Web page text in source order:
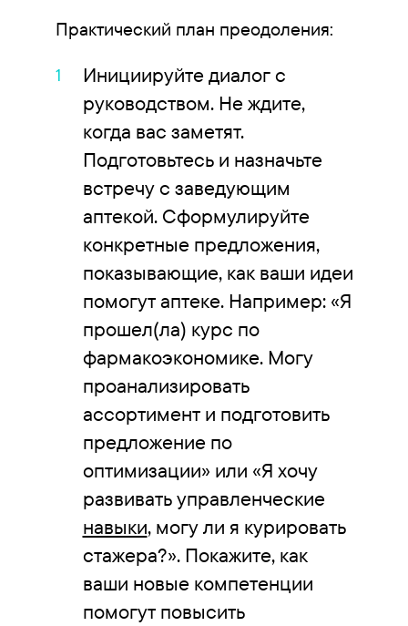
Практический план преодоления:
Инициируйте диалог с
руководством. Не ждите,
когда вас заметят.
Подготовьтесь и назначьте
встречу с заведующим
аптекой. Сформулируйте
конкретные предложения,
показывающие, как ваши идеи
помогут аптеке. Например: «Я
прошел(ла) курс по
фармакоэкономике. Могу
проанализировать
ассортимент и подготовить
предложение по
оптимизации» или «Я хочу
развивать управленческие
навыки, могу ли я курировать
стажера?». Покажите, как
ваши новые компетенции
помогут повысить